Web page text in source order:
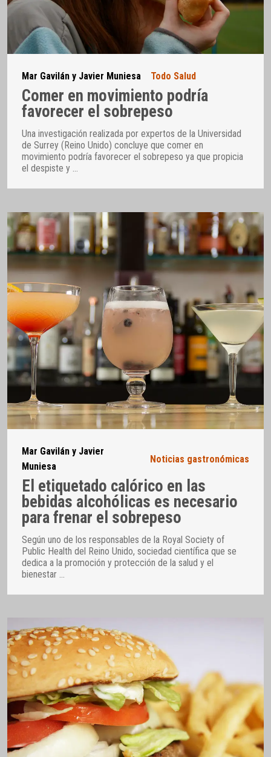
Mar Gavilán y Javier Muniesa Todo Salud
Comer en movimiento podría
favorecer el sobrepeso
Una investigación realizada por expertos de la Universidad
de Surrey (Reino Unido) concluye que comer en
movimiento podría favorecer el sobrepeso ya que propicia
el despiste y …
Mar Gavilán y Javier
Muniesa
Noticias gastronómicas
El etiquetado calórico en las
bebidas alcohólicas es necesario
para frenar el sobrepeso
Según uno de los responsables de la Royal Society of
Public Health del Reino Unido, sociedad científica que se
dedica a la promoción y protección de la salud y el
bienestar …